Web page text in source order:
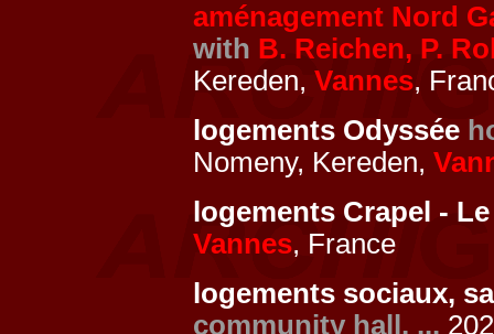
aménagement Nord
with B. Reichen, P.
Kereden, Vannes,
logements Odyssée
Nomeny, Kereden,
logements Crapel -
Vannes, France
logements sociaux,
community hall, ...